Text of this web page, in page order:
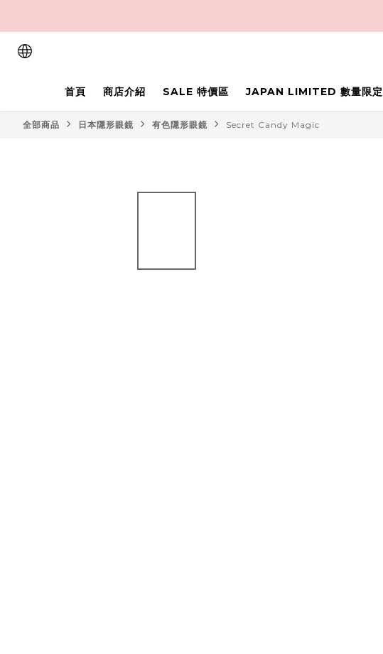
首頁
商店介紹 SALE 特價區 JAPAN LIMITED 數量限定
全部商品 日本隱形眼鏡 有色隱形眼鏡 Secret Candy Magic